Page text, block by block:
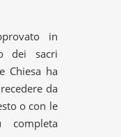
in
dei sacri
Chiesa ha
da
o con le